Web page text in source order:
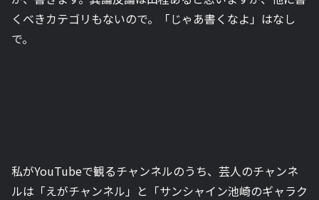
くべきカテゴリもないので。「じゃあ書くなよ」はなし
で。
私がYouTubeで観るチャンネルのうち、芸人のチャンネ
ルは「えがチャンネル」と「サンシャイン池崎のギャラク